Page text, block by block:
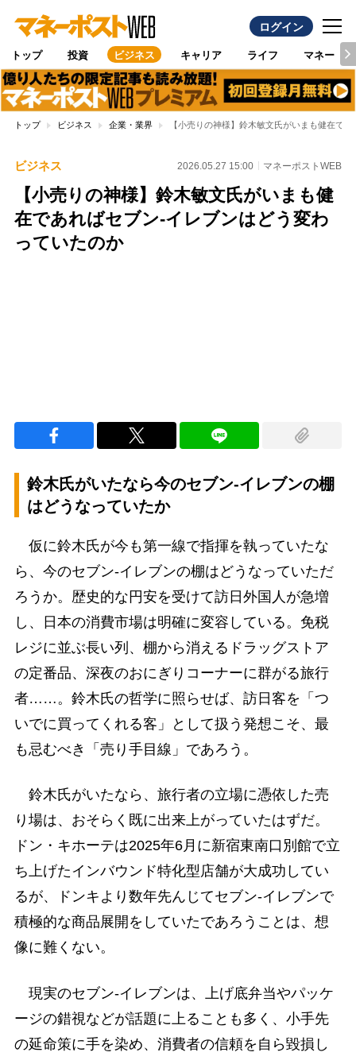
ログイン
トップ 投資 ビジネス キャリア ライフ マネー
トップ ビジネス 企業・業界 【小売りの神様】鈴木敏文氏がいまも健在で
ビジネス 2026.05.27 15:00 マネーポストWEB
【小売りの神様】鈴木敏文氏がいまも健
在であればセブン-イレブンはどう変わ
っていたのか
鈴木氏がいたなら今のセブン-イレブンの棚
はどうなっていたか
仮に鈴木氏が今も第一線で指揮を執っていたな
ら、今のセブン-イレブンの棚はどうなっていただ
ろうか。歴史的な円安を受けて訪日外国人が急増
し、日本の消費市場は明確に変容している。免税
レジに並ぶ長い列、棚から消えるドラッグストア
の定番品、深夜のおにぎりコーナーに群がる旅行
者……。鈴木氏の哲学に照らせば、訪日客を「つ
いでに買ってくれる客」として扱う発想こそ、最
も忌むべき「売り手目線」であろう。
鈴木氏がいたなら、旅行者の立場に憑依した売
り場は、おそらく既に出来上がっていたはずだ。
ドン・キホーテは2025年6月に新宿東南口別館で立
ち上げたインバウンド特化型店舗が大成功してい
るが、ドンキより数年先んじてセブン-イレブンで
積極的な商品展開をしていたであろうことは、想
像に難くない。
現実のセブン-イレブンは、上げ底弁当やパッケ
ージの錯視などが話題に上ることも多く、小手先
の延命策に手を染め、消費者の信頼を自ら毀損し